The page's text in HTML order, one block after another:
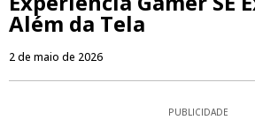
Além da Tela
2 de maio de 2026
PUBLICIDADE